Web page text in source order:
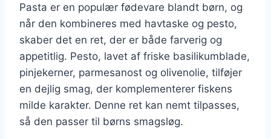
Pasta er en populær fødevare blandt børn, og
når den kombineres med havtaske og pesto,
skaber det en ret, der er både farverig og
appetitlig. Pesto, lavet af friske basilikumblade,
pinjekerner, parmesanost og olivenolie, tilføjer
en dejlig smag, der komplementerer fiskens
milde karakter. Denne ret kan nemt tilpasses,
så den passer til børns smagsløg.